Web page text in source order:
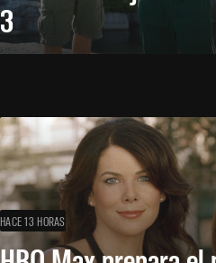
3
HACE 13 HORAS